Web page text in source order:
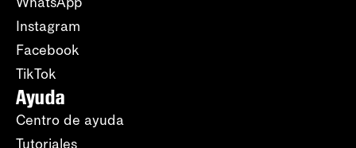
Instagram
Facebook
TikTok
Ayuda
Centro de ayuda
Tutoriales